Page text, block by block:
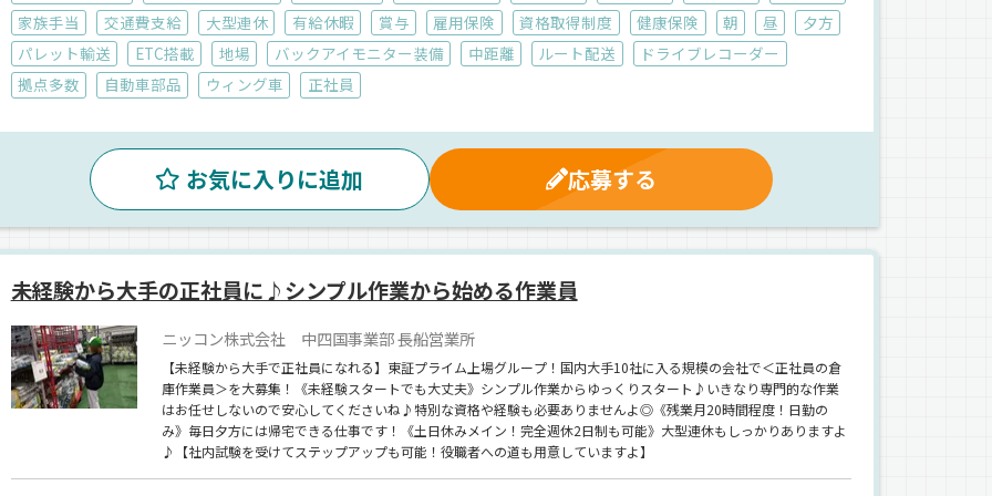
家族手当
交通費支給 大型連休 有給休暇 賞与 雇用保険 資格取得制度 健康保険 朝 昼
夕方
パレット輸送
ETC搭載 地場 バックアイモニター装備 中距離 ルート配送
ドライブレコーダー
拠点多数
自動車部品 ウィング車 正社員
お気に入りに追加 応募する
未経験から大手の正社員に♪シンプル作業から始める作業員
ニッコン株式会社 中四国事業部 長船営業所
【未経験から大手で正社員になれる】東証プライム上場グループ！国内大手10社に入る規模の会社で＜正社員の倉
庫作業員＞を大募集！《未経験スタートでも大丈夫》シンプル作業からゆっくりスタート♪いきなり専門的な作業
はお任せしないので安心してくださいね♪特別な資格や経験も必要ありませんよ◎《残業月20時間程度！日勤の
み》毎日夕方には帰宅できる仕事です！《土日休みメイン！完全週休2日制も可能》大型連休もしっかりありますよ
♪【社内試験を受けてステップアップも可能！役職者への道も用意していますよ】